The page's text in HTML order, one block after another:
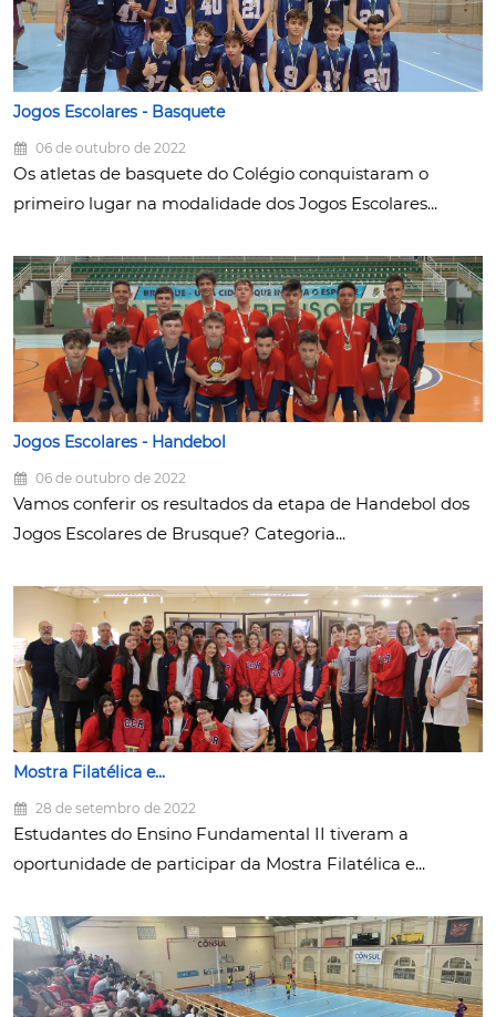
Jogos Escolares - Basquete
06 de outubro de 2022
Os atletas de basquete do Colégio conquistaram o
primeiro lugar na modalidade dos Jogos Escolares...
Jogos Escolares - Handebol
06 de outubro de 2022
Vamos conferir os resultados da etapa de Handebol dos
Jogos Escolares de Brusque? Categoria...
Mostra Filatélica e...
28 de setembro de 2022
Estudantes do Ensino Fundamental II tiveram a
oportunidade de participar da Mostra Filatélica e...